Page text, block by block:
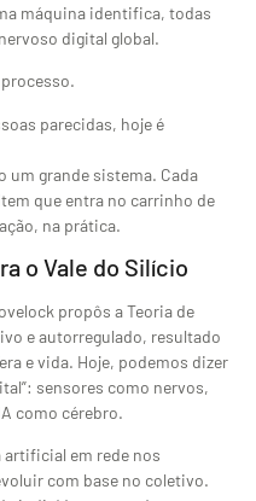
máquina identifica, todas
digital global.
parecidas, hoje é
um grande sistema. Cada
que entra no carrinho de
na prática.
o Vale do Silício
propôs a Teoria de
e autorregulado, resultado
e vida. Hoje, podemos dizer
sensores como nervos,
como cérebro.
artificial em rede nos
com base no coletivo.